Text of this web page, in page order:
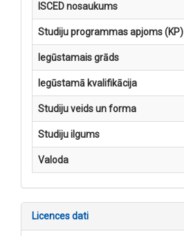
ISCED nosaukums
Studiju programmas apjoms (KP)
Iegūstamais grāds
Iegūstamā kvalifikācija
Studiju veids un forma
Studiju ilgums
Valoda
Licences dati